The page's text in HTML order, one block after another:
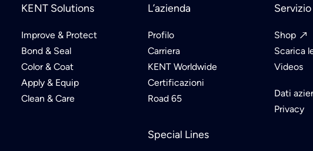
KENT Solutions
Improve & Protect
Bond & Seal
Color & Coat
Apply & Equip
Clean & Care
L’azienda
Profilo
Carriera
KENT Worldwide
Certificazioni
Road 65
Special Lines
Shop
Scarica
Videos
Dati
Privacy